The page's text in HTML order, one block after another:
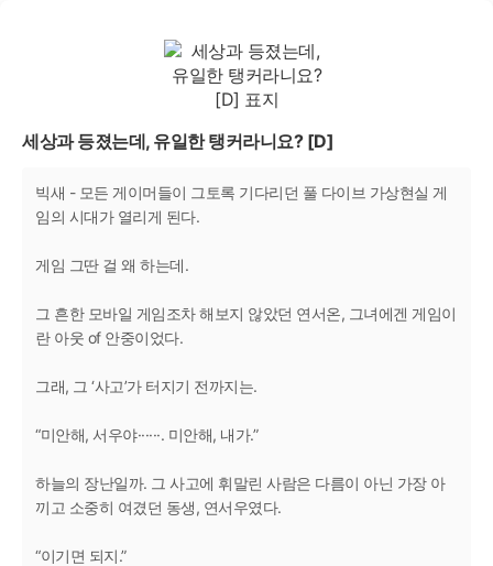
세상과 등졌는데, 유일한 탱커라니요? [D]
빅새 - 모든 게이머들이 그토록 기다리던 풀 다이브 가상현실 게
임의 시대가 열리게 된다.
게임 그딴 걸 왜 하는데.
그 흔한 모바일 게임조차 해보지 않았던 연서온, 그녀에겐 게임이
란 아웃 of 안중이었다.
그래, 그 ‘사고’가 터지기 전까지는.
“미안해, 서우야······. 미안해, 내가.”
하늘의 장난일까. 그 사고에 휘말린 사람은 다름이 아닌 가장 아
끼고 소중히 여겼던 동생, 연서우였다.
“이기면 되지.”